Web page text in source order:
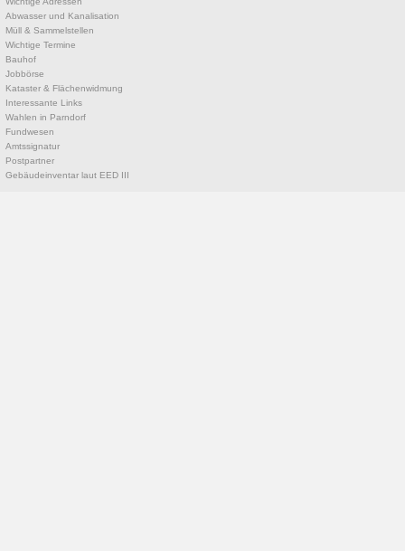
Abwasser und Kanalisation
Müll & Sammelstellen
Wichtige Termine
Bauhof
Jobbörse
Kataster & Flächenwidmung
Interessante Links
Wahlen in Parndorf
Fundwesen
Amtssignatur
Postpartner
Gebäudeinventar laut EED III